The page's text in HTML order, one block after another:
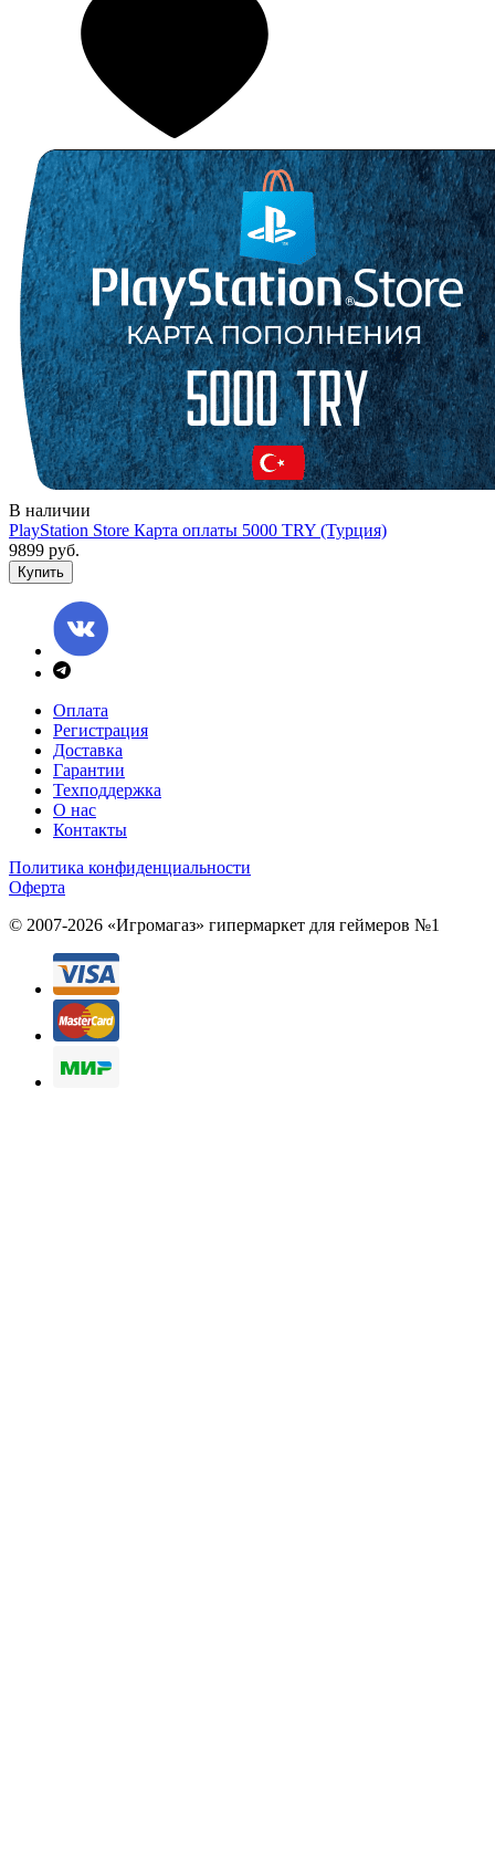
В наличии
PlayStation Store Карта оплаты 5000 TRY (Турция)
9899 руб.
Купить
Оплата
Регистрация
Доставка
Гарантии
Техподдержка
О нас
Контакты
Политика конфиденциальности
Оферта
© 2007-2026 «Игромагаз» гипермаркет для геймеров №1